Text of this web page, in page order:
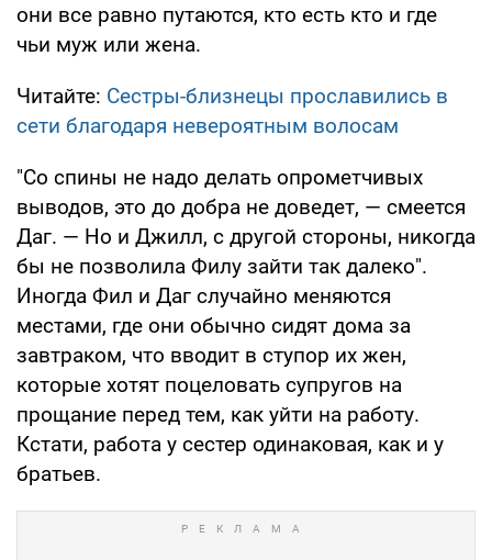
они все равно путаются, кто есть кто и где
чьи муж или жена.
Читайте: Сестры-близнецы прославились в
сети благодаря невероятным волосам
"Со спины не надо делать опрометчивых
выводов, это до добра не доведет, — смеется
Даг. — Но и Джилл, с другой стороны, никогда
бы не позволила Филу зайти так далеко".
Иногда Фил и Даг случайно меняются
местами, где они обычно сидят дома за
завтраком, что вводит в ступор их жен,
которые хотят поцеловать супругов на
прощание перед тем, как уйти на работу.
Кстати, работа у сестер одинаковая, как и у
братьев.